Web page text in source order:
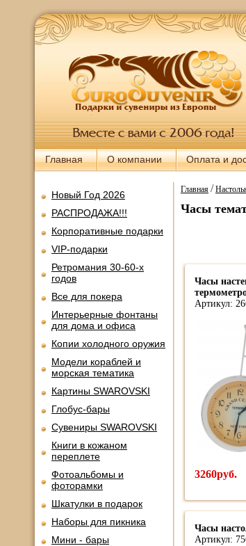
Главная О компании Оплата и
Новый Год 2026
РАСПРОДАЖА!!!
Корпоративные подарки
VIP-подарки
Ретромания 30-60-х
годов
Все для покера
Интерьерные фонтаны
для дома и офиса
Копии холодного оружия
Модели кораблей и
морская тематика
Картины SWAROVSKI
Глобус-бары
Сувениры SWAROVSKI
Книги в кожаном
переплете
Фотоальбомы и
фоторамки
Шкатулки в подарок
Наборы для пикника
Мини - бары
Главная/
Часы
Часы
Артикул:
3260руб.
Часы
Артикул: